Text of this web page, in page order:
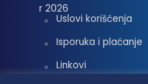
Uslovi korišćenja
Isporuka i plaćanje
Linkovi